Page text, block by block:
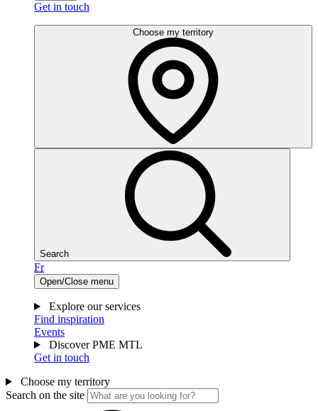
Get in touch
Choose my territory
Search
Fr
Open/Close menu
Explore our services
Find inspiration
Events
Discover PME MTL
Get in touch
Choose my territory
Search on the site